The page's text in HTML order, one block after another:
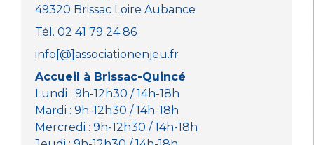
49320 Brissac Loire Aubance
Tél. 02 41 79 24 86
info[@]associationenjeu.fr
Accueil à Brissac-Quincé
Lundi : 9h-12h30 / 14h-18h
Mardi : 9h-12h30 / 14h-18h
Mercredi : 9h-12h30 / 14h-18h